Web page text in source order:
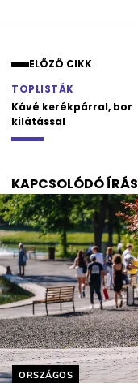
ELŐZŐ CIKK
TOPLISTÁK
Kávé kerékpárral, bor
kilátással
KAPCSOLÓDÓ ÍRÁS
Helyszín címkék:
ORSZÁGOS